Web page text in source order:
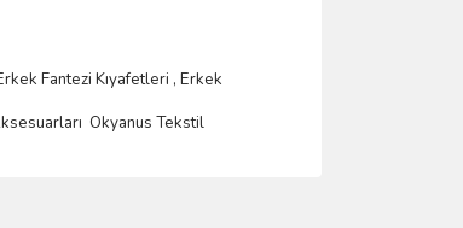
Fantezi Kıyafetleri , Erkek
ı Okyanus Tekstil